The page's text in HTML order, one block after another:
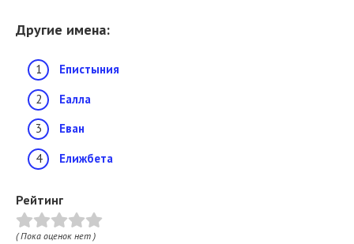
Другие имена:
Епистыния
Еалла
Еван
Елижбета
Рейтинг
( Пока оценок нет )